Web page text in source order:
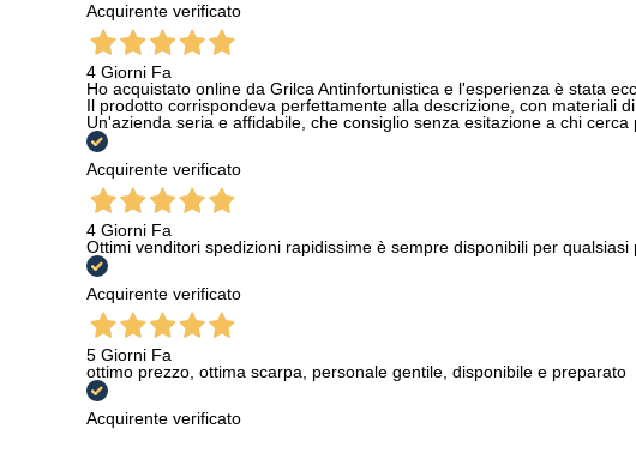
Acquirente verificato
4 Giorni Fa
Ho acquistato online da Grilca Antinfortunistica e l'esperienza è stata
Il prodotto corrispondeva perfettamente alla descrizione, con materiali
Un'azienda seria e affidabile, che consiglio senza esitazione a chi cerca
Acquirente verificato
4 Giorni Fa
Ottimi venditori spedizioni rapidissime è sempre disponibili per
Acquirente verificato
5 Giorni Fa
ottimo prezzo, ottima scarpa, personale gentile, disponibile e preparato
Acquirente verificato